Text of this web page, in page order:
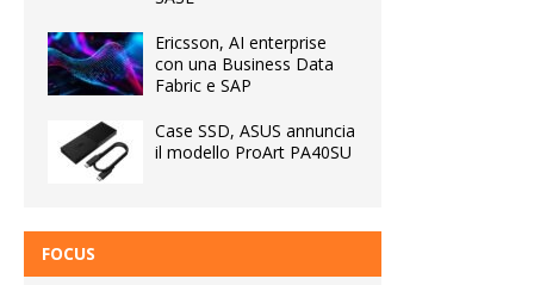
Ericsson, AI enterprise
con una Business Data
Fabric e SAP
Case SSD, ASUS annuncia
il modello ProArt PA40SU
FOCUS